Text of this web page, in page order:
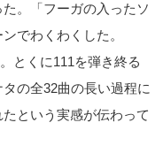
。「フーガの入ったソ
でわくわくした。
とくに111を弾き終る
の全32曲の長い過程に
という実感が伝わって